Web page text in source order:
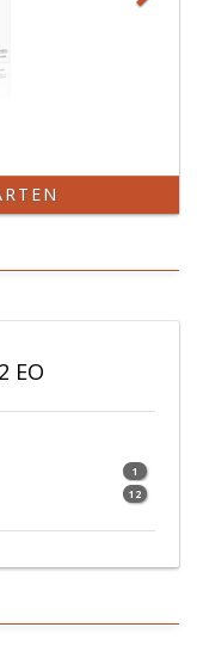
EO
1
12